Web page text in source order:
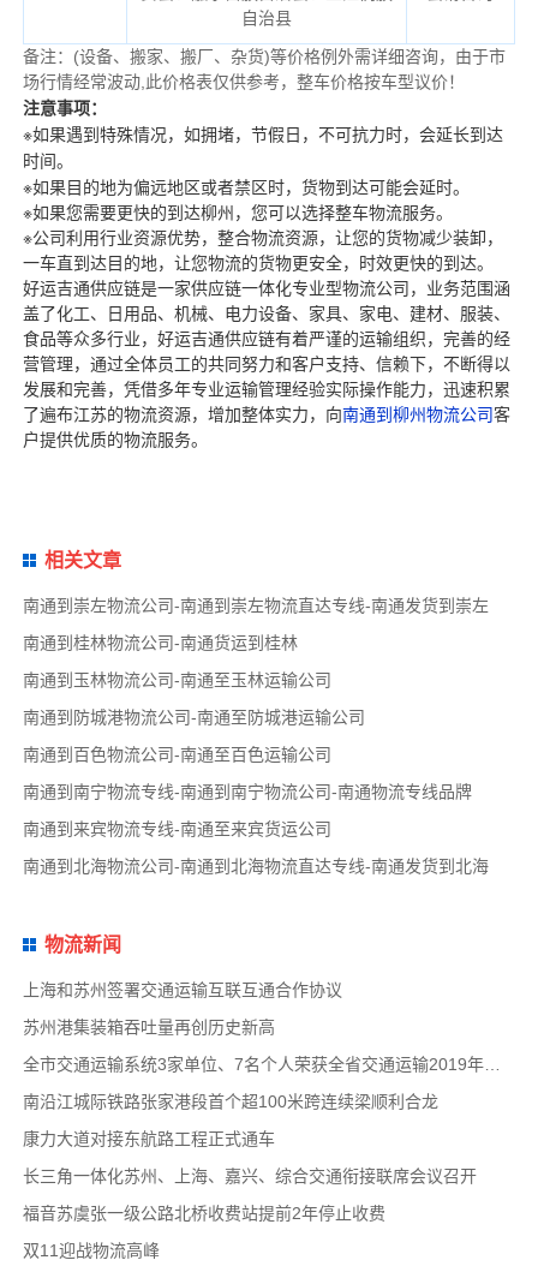
自治县
备注： (设备、搬家、搬厂、杂货)等价格例外需详细咨询，由于市
场行情经常波动,此价格表仅供参考，整车价格按车型议价！
注意事项：
※如果遇到特殊情况，如拥堵，节假日，不可抗力时，会延长到达
时间。
※如果目的地为偏远地区或者禁区时，货物到达可能会延时。
※如果您需要更快的到达柳州，您可以选择整车物流服务。
※公司利用行业资源优势，整合物流资源，让您的货物减少装卸，
一车直到达目的地，让您物流的货物更安全，时效更快的到达。
好运吉通供应链是一家供应链一体化专业型物流公司，业务范围涵
盖了化工、日用品、机械、电力设备、家具、家电、建材、服装、
食品等众多行业，好运吉通供应链有着严谨的运输组织，完善的经
营管理，通过全体员工的共同努力和客户支持、信赖下，不断得以
发展和完善，凭借多年专业运输管理经验实际操作能力，迅速积累
了遍布江苏的物流资源，增加整体实力，向南通到柳州物流公司客
户提供优质的物流服务。
相关文章
南通到崇左物流公司-南通到崇左物流直达专线-南通发货到崇左
南通到桂林物流公司-南通货运到桂林
南通到玉林物流公司-南通至玉林运输公司
南通到防城港物流公司-南通至防城港运输公司
南通到百色物流公司-南通至百色运输公司
南通到南宁物流专线-南通到南宁物流公司-南通物流专线品牌
南通到来宾物流专线-南通至来宾货运公司
南通到北海物流公司-南通到北海物流直达专线-南通发货到北海
物流新闻
上海和苏州签署交通运输互联互通合作协议
苏州港集装箱吞吐量再创历史新高
全市交通运输系统3家单位、7名个人荣获全省交通运输2019年度扫黑除恶专项斗争先进集体和先
南沿江城际铁路张家港段首个超100米跨连续梁顺利合龙
康力大道对接东航路工程正式通车
长三角一体化苏州、上海、嘉兴、综合交通衔接联席会议召开
福音苏虞张一级公路北桥收费站提前2年停止收费
双11迎战物流高峰